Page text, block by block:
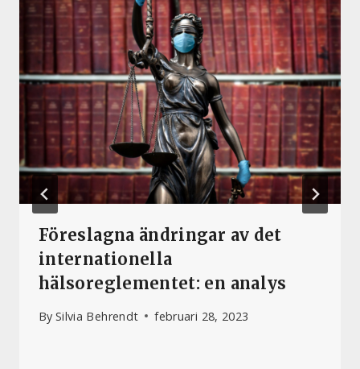
Föreslagna ändringar av det
internationella
hälsoreglementet: en analys
By Silvia Behrendt februari 28, 2023